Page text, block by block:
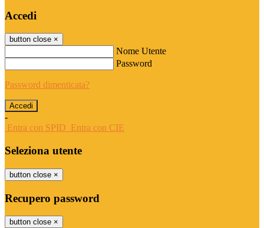
Accedi
button close ×
Nome Utente
Password
Password dimenticata?
-
Entra con SPID Entra con CIE
Seleziona utente
button close ×
Recupero password
button close ×